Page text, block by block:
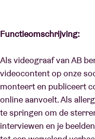
Functieomschrijving:
Als videograaf van AB
videocontent op onze
monteert en publiceert
online aanvoelt. Als
te springen om de
interviewen en je